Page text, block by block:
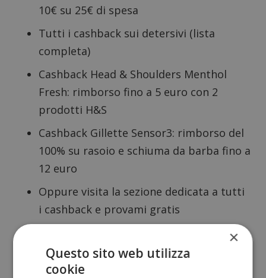
10€ su 25€ di spesa
Tutti i cashback sui detersivi (lista
completa)
Cashback Head & Shoulders Menthol
Fresh: rimborso fino a 5 euro con 2
prodotti H&S
Cashback Gillette Sensor3: rimborso del
100% su rasoio e schiuma da barba fino a
12 euro
Oppure visita la sezione dedicata a tutti
i cashback e provami gratis
×
Questo sito web utilizza
cookie